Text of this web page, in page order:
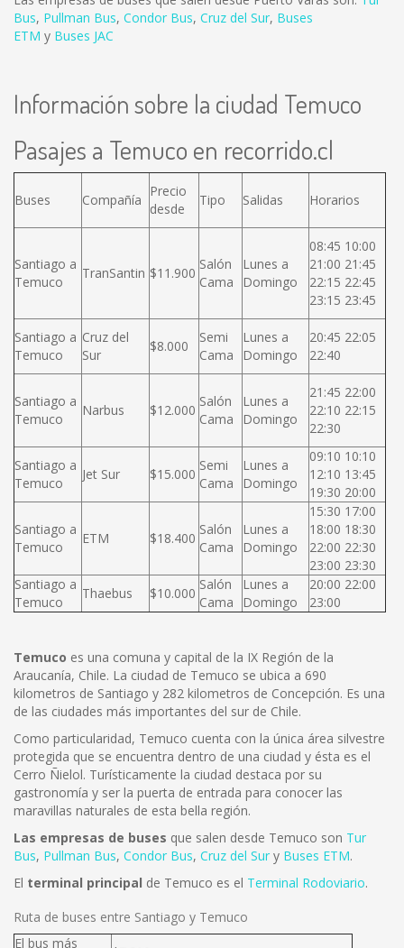
Bus, Pullman Bus, Condor Bus, Cruz del Sur, Buses
ETM y Buses JAC
Información sobre la ciudad Temuco
Pasajes a Temuco en recorrido.cl
Buses Compañía
Precio
desde
Tipo Salidas Horarios
Santiago a
Temuco
TranSantin $11.900
Salón
Cama
Lunes a
Domingo
08:45 10:00
21:00 21:45
22:15 22:45
23:15 23:45
Santiago a
Temuco
Cruz del
Sur
$8.000
Semi
Cama
Lunes a
Domingo
20:45 22:05
22:40
Santiago a
Temuco
Narbus $12.000
Salón
Cama
Lunes a
Domingo
21:45 22:00
22:10 22:15
22:30
Santiago a
Temuco
Jet Sur $15.000
Semi
Cama
Lunes a
Domingo
09:10 10:10
12:10 13:45
19:30 20:00
Santiago a
Temuco
ETM $18.400
Salón
Cama
Lunes a
Domingo
15:30 17:00
18:00 18:30
22:00 22:30
23:00 23:30
Santiago a
Temuco
Thaebus $10.000
Salón
Cama
Lunes a
Domingo
20:00 22:00
23:00
Temuco es una comuna y capital de la IX Región de la
Araucanía, Chile. La ciudad de Temuco se ubica a 690
kilometros de Santiago y 282 kilometros de Concepción. Es una
de las ciudades más importantes del sur de Chile.
Como particularidad, Temuco cuenta con la única área silvestre
protegida que se encuentra dentro de una ciudad y ésta es el
Cerro Ñielol. Turísticamente la ciudad destaca por su
gastronomía y ser la puerta de entrada para conocer las
maravillas naturales de esta bella región.
Las empresas de buses que salen desde Temuco son Tur
Bus, Pullman Bus, Condor Bus, Cruz del Sur y Buses ETM.
El terminal principal de Temuco es el Terminal Rodoviario.
Ruta de buses entre Santiago y Temuco
El bus más